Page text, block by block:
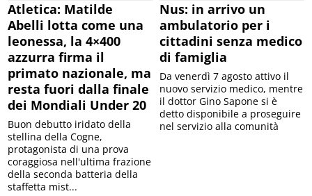
Atletica: Matilde
Abelli lotta come una
leonessa, la 4×400
azzurra firma il
primato nazionale, ma
resta fuori dalla finale
dei Mondiali Under 20
Buon debutto iridato della
stellina della Cogne,
protagonista di una prova
coraggiosa nell'ultima frazione
della seconda batteria della
staffetta mist...
Nus: in arrivo un
ambulatorio per i
cittadini senza medico
di famiglia
Da venerdì 7 agosto attivo il
nuovo servizio medico, mentre
il dottor Gino Sapone si è
detto disponibile a proseguire
nel servizio alla comunità